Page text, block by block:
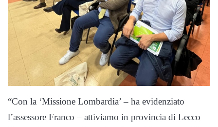
“Con la ‘Missione Lombardia’ – ha evidenziato
l’assessore Franco – attiviamo in provincia di Lecco